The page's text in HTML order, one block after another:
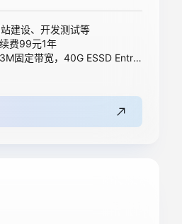
建设、开发测试等
续费99元1年
2核2G，3M固定带宽，40G ESSD Entry盘